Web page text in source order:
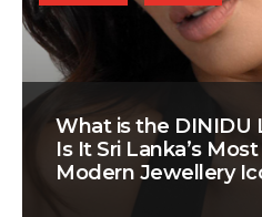
What is the DINIDU
Is It Sri Lanka’s
Modern Jewellery